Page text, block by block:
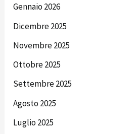
Gennaio 2026
Dicembre 2025
Novembre 2025
Ottobre 2025
Settembre 2025
Agosto 2025
Luglio 2025